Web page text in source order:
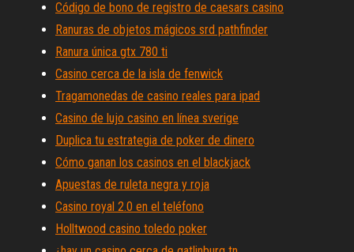
Código de bono de registro de caesars casino
Ranuras de objetos mágicos srd pathfinder
Ranura única gtx 780 ti
Casino cerca de la isla de fenwick
Tragamonedas de casino reales para ipad
Casino de lujo casino en línea sverige
Duplica tu estrategia de poker de dinero
Cómo ganan los casinos en el blackjack
Apuestas de ruleta negra y roja
Casino royal 2.0 en el teléfono
Holltwood casino toledo poker